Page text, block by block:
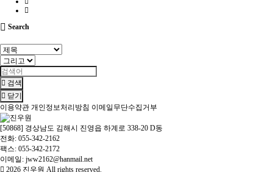
Search
검색
닫기
이용약관 개인정보처리방침 이메일무단수집거부
[50868] 경상남도 김해시 진영읍 하계로 338-20 D동
전화: 055-342-2162
팩스: 055-342-2172
이메일: jww2162@hanmail.net
2026 진우원 All rights reserved.